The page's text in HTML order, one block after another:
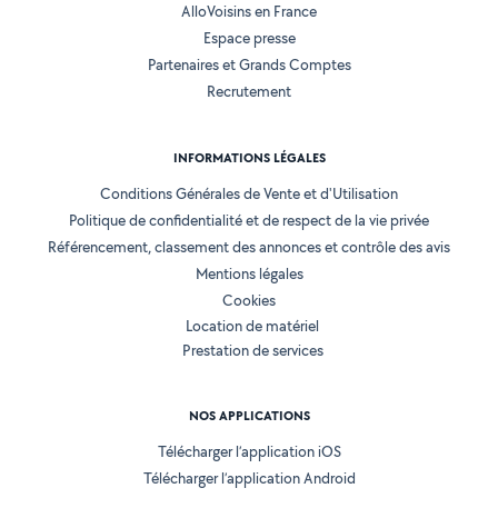
AlloVoisins en France
Espace presse
Partenaires et Grands Comptes
Recrutement
INFORMATIONS LÉGALES
Conditions Générales de Vente et d'Utilisation
Politique de confidentialité et de respect de la vie privée
Référencement, classement des annonces et contrôle des avis
Mentions légales
Cookies
Location de matériel
Prestation de services
NOS APPLICATIONS
Télécharger l’application iOS
Télécharger l’application Android